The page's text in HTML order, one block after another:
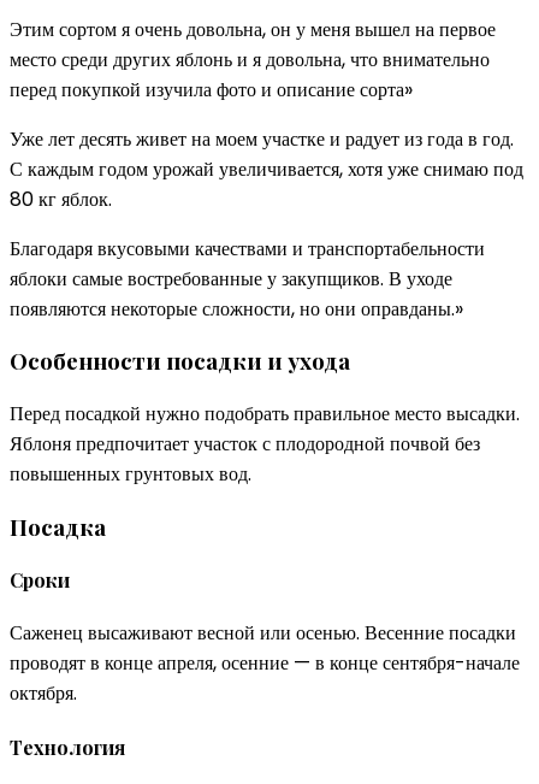
Этим сортом я очень довольна, он у меня вышел на первое
место среди других яблонь и я довольна, что внимательно
перед покупкой изучила фото и описание сорта»
Уже лет десять живет на моем участке и радует из года в год.
С каждым годом урожай увеличивается, хотя уже снимаю под
80 кг яблок.
Благодаря вкусовыми качествами и транспортабельности
яблоки самые востребованные у закупщиков. В уходе
появляются некоторые сложности, но они оправданы.»
Особенности посадки и ухода
Перед посадкой нужно подобрать правильное место высадки.
Яблоня предпочитает участок с плодородной почвой без
повышенных грунтовых вод.
Посадка
Сроки
Саженец высаживают весной или осенью. Весенние посадки
проводят в конце апреля, осенние — в конце сентября-начале
октября.
Технология